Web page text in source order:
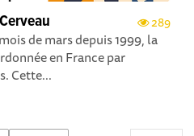
289
de mars depuis 1999, la
en France par
Cette...